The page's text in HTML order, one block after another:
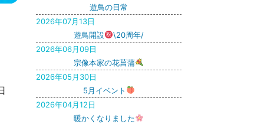
遊鳥の日常
2026年07月13日
遊鳥開設
\20周年/
2026年06月09日
宗像本家の花菖蒲
2026年05月30日
5月イベント
2026年04月12日
暖かくなりました